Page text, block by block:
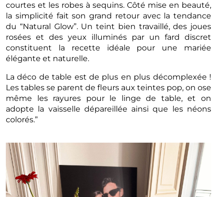
courtes et les robes à sequins. Côté mise en beauté,
la simplicité fait son grand retour avec la tendance
du “Natural Glow”. Un teint bien travaillé, des joues
rosées et des yeux illuminés par un fard discret
constituent la recette idéale pour une mariée
élégante et naturelle.
La déco de table est de plus en plus décomplexée !
Les tables se parent de fleurs aux teintes pop, on ose
même les rayures pour le linge de table, et on
adopte la vaisselle dépareillée ainsi que les néons
colorés.”